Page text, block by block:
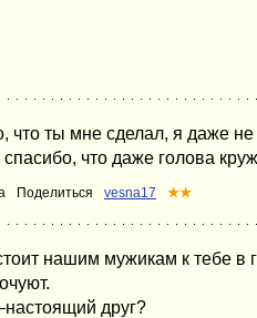
что ты мне сделал, я даже
что даже голова
Поделиться vesna17 ★★
нашим мужикам к тебе в
друг?